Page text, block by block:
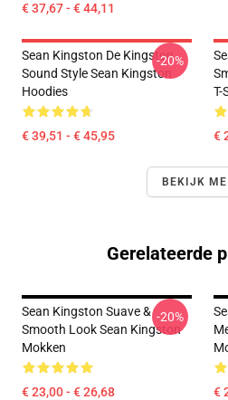
€ 37,67 - € 44,11
Sean Kingston De Kingston
Sound Style Sean Kingston
Hoodies
€ 39,51 - € 45,95
-20%
T-
€
BEKIJK
Gerelateerde
Sean Kingston Suave &
Smooth Look Sean Kingston
Mokken
€ 23,00 - € 26,68
-20%
€